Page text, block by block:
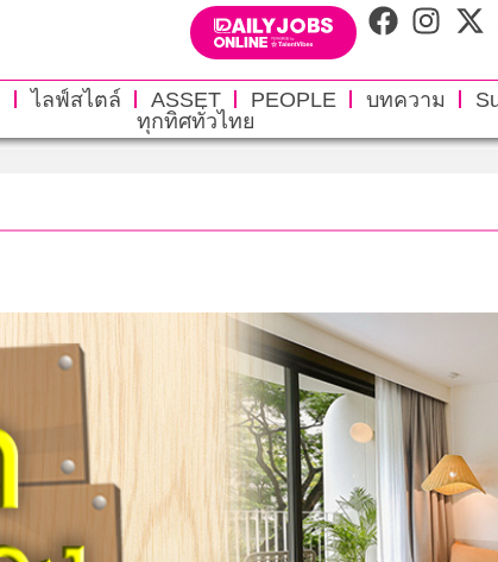
ไลฟ์สไตล์ ASSET PEOPLE บทความ
ทุกทิศทั่วไทย